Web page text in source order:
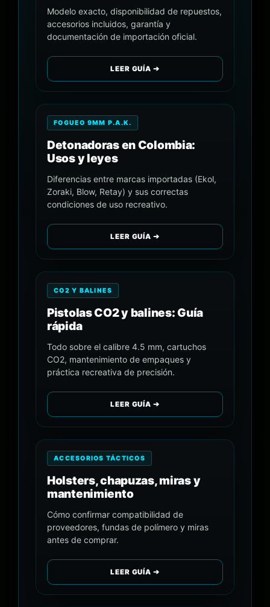
Modelo exacto, disponibilidad de repuestos,
accesorios incluidos, garantía y
documentación de importación oficial.
LEER GUÍA ➔
FOGUEO 9MM P.A.K.
Detonadoras en Colombia:
Usos y leyes
Diferencias entre marcas importadas (Ekol,
Zoraki, Blow, Retay) y sus correctas
condiciones de uso recreativo.
LEER GUÍA ➔
CO2 Y BALINES
Pistolas CO2 y balines: Guía
rápida
Todo sobre el calibre 4.5 mm, cartuchos
CO2, mantenimiento de empaques y
práctica recreativa de precisión.
LEER GUÍA ➔
ACCESORIOS TÁCTICOS
Holsters, chapuzas, miras y
mantenimiento
Cómo confirmar compatibilidad de
proveedores, fundas de polímero y miras
antes de comprar.
LEER GUÍA ➔